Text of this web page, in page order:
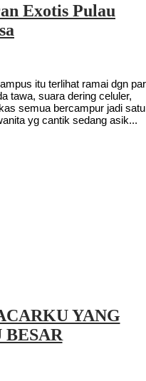
Exotis Pulau
itu terlihat ramai dgn
tawa, suara dering celuler,
semua bercampur jadi
yg cantik sedang asik...
YANG
BESAR